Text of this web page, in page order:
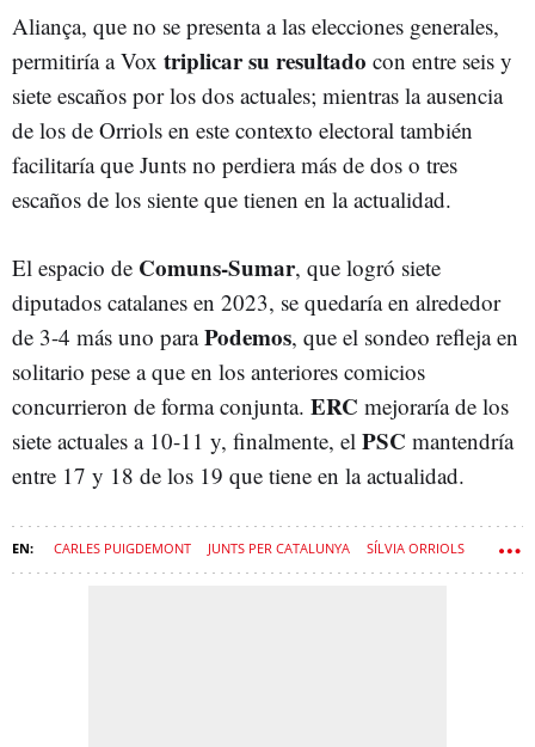
Aliança, que no se presenta a las elecciones generales,
permitiría a Vox triplicar su resultado con entre seis y
siete escaños por los dos actuales; mientras la ausencia
de los de Orriols en este contexto electoral también
facilitaría que Junts no perdiera más de dos o tres
escaños de los siente que tienen en la actualidad.
El espacio de Comuns-Sumar, que logró siete
diputados catalanes en 2023, se quedaría en alrededor
de 3-4 más uno paraPodemos, que el sondeo refleja en
solitario pese a que en los anteriores comicios
concurrieron de forma conjunta. ERC mejoraría de los
siete actuales a 10-11 y, finalmente, el PSC mantendría
entre 17 y 18 de los 19 que tiene en la actualidad.
CARLES PUIGDEMONT JUNTS PER CATALUNYA SÍLVIA ORRIOLS